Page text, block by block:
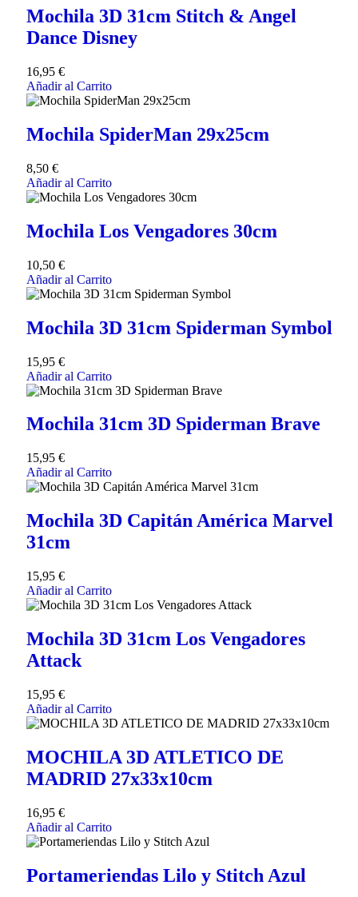
Mochila 3D 31cm Stitch & Angel
Dance Disney
16,95 €
Añadir al Carrito
Mochila SpiderMan 29x25cm
8,50 €
Añadir al Carrito
Mochila Los Vengadores 30cm
10,50 €
Añadir al Carrito
Mochila 3D 31cm Spiderman Symbol
15,95 €
Añadir al Carrito
Mochila 31cm 3D Spiderman Brave
15,95 €
Añadir al Carrito
Mochila 3D Capitán América Marvel
31cm
15,95 €
Añadir al Carrito
Mochila 3D 31cm Los Vengadores
Attack
15,95 €
Añadir al Carrito
MOCHILA 3D ATLETICO DE
MADRID 27x33x10cm
16,95 €
Añadir al Carrito
Portameriendas Lilo y Stitch Azul